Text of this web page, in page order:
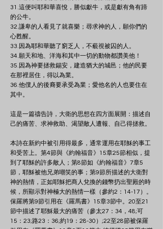
31.這便叫耶和華喜悅，勝似獻牛，或是獻有角有蹄
的公牛。
32.謙卑的人看見了就喜樂；尋求神的人，願你們的
心甦醒。
33.因為耶和華聽了窮乏人，不藐視被囚的人。
34.願天和地、洋海和其中一切的動物都讚美他！
35.因為神要拯救錫安，建造猶大的城邑；他的民要
在那裡居住，得以為業。
36.他僕人的後裔要承受為業；愛他名的人也要住在
其中。
這是一篇禱告詩，大衛的思想在四方面展開：描述自
己的痛苦、求神救助、渴望敵人遭報、自己得拯救。
本詩在新約中被引用得最多，通常運用在耶穌的事工
和受苦上。第4節與《約翰福音》15章25節相似，提
到了耶穌的許多敵人；第8節如《約翰福音》7章5
節，耶穌被他兄弟嘲笑的事；第9節所描述的大衛對
神的熱情，正如耶穌把商人兌換的錢幣扔出聖殿的時
候，所顯示對神極大的熱情一樣（參約2：14-17）。
保羅將第9節引用在《羅馬書》15章3節中。20至21
節中描述了耶穌最大的痛苦（參太27：34，48;可
15：23;路23：36;約19：28-30）;22至28節被保羅